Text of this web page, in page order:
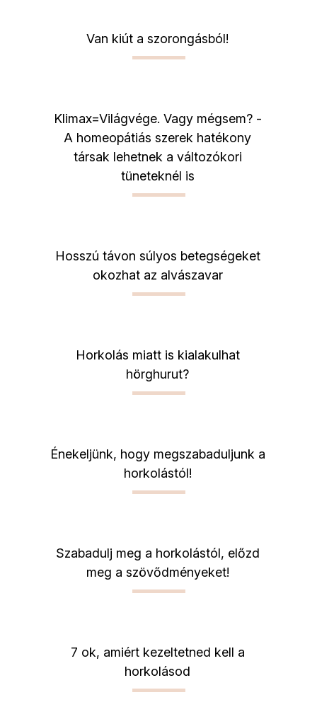
Van kiút a szorongásból!
Klimax=Világvége. Vagy mégsem? -
A homeopátiás szerek hatékony
társak lehetnek a változókori
tüneteknél is
Hosszú távon súlyos betegségeket
okozhat az alvászavar
Horkolás miatt is kialakulhat
hörghurut?
Énekeljünk, hogy megszabaduljunk a
horkolástól!
Szabadulj meg a horkolástól, előzd
meg a szövődményeket!
7 ok, amiért kezeltetned kell a
horkolásod